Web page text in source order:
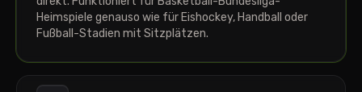
Heimspiele genauso wie für Eishockey, Handball oder
Fußball-Stadien mit Sitzplätzen.